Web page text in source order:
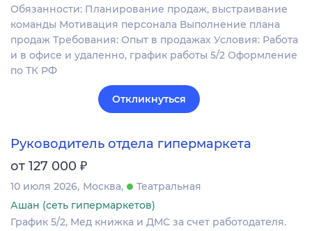
Обязанности: Планирование продаж, выстраивание
команды Мотивация персонала Выполнение плана
продаж Требования: Опыт в продажах Условия: Работа
и в офисе и удаленно, график работы 5/2 Оформление
по ТК РФ
Откликнуться
Руководитель отдела гипермаркета
от 127 000 ₽
10 июля 2026 Москва
Театральная
Ашан (сеть гипермаркетов)
График 5/2, Мед книжка и ДМС за счет работодателя.